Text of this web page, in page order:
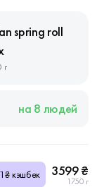
spring roll
г
на 8 людей
кэшбек 3599 ₴
1750 г